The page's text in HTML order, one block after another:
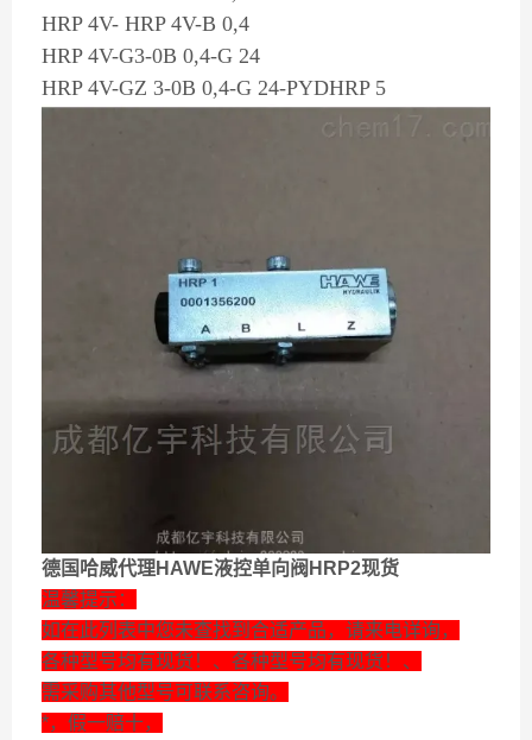
HRP 4V- HRP 4V-B 0,4
HRP 4V-G3-0B 0,4-G 24
HRP 4V-GZ 3-0B 0,4-G 24-PYDHRP 5
德国哈威代理HAWE液控单向阀HRP2现货
温馨提示：
如在此列表中您未查找到合适产品，请来电详询，
各种型号均有现货！、各种型号均有现货！、
需采购其他型号可联系咨询。
*，假一赔十，